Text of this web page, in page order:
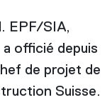
EPF/SIA,
officié depuis
de projet de
Suisse.